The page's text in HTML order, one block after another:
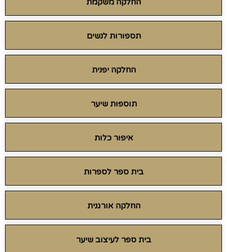
תספורות לנשים
החלקה יפנית
תוספות שיער
איפור כלות
בית ספר לספרות
החלקה אורגנית
בית ספר לעיצוב שיער